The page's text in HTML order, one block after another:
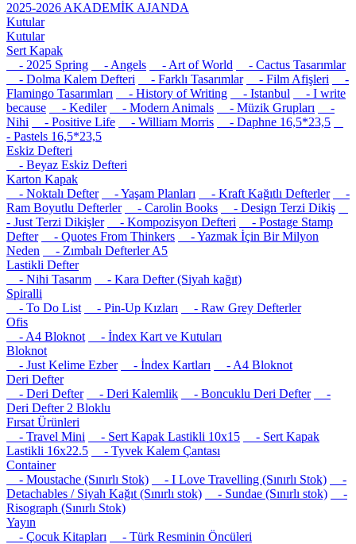
2025-2026 AKADEMİK AJANDA
Kutular
Kutular
Sert Kapak
- 2025 Spring
- Angels - Art of World
- Cactus Tasarımlar
- Dolma Kalem Defteri
- Farklı Tasarımlar - Film Afişleri
-
Flamingo Tasarımları
- History of Writing - Istanbul
- I write
because
- Kediler - Modern Animals - Müzik Grupları
-
Nihi
- Positive Life - William Morris
- Daphne 16,5*23,5
- Pastels 16,5*23,5
Eskiz Defteri
- Beyaz Eskiz Defteri
Karton Kapak
- Noktalı Defter
- Yaşam Planları - Kraft Kağıtlı Defterler
-
Ram Boyutlu Defterler
- Carolin Books
- Design Terzi Dikiş
- Just Terzi Dikişler
- Kompozisyon Defteri
- Postage Stamp
Defter
- Quotes From Thinkers
- Yazmak İçin Bir Milyon
Neden
- Zımbalı Defterler A5
Lastikli Defter
- Nihi Tasarım
- Kara Defter (Siyah kağıt)
Spiralli
- To Do List
- Pin-Up Kızları
- Raw Grey Defterler
Ofis
- A4 Bloknot
- İndex Kart ve Kutuları
Bloknot
- Just Kelime Ezber
- İndex Kartları
- A4 Bloknot
Deri Defter
- Deri Defter
- Deri Kalemlik - Boncuklu Deri Defter
-
Deri Defter 2 Bloklu
Fırsat Ürünleri
- Travel Mini
- Sert Kapak Lastikli 10x15
- Sert Kapak
Lastikli 16x22.5
- Tyvek Kalem Çantası
Container
- Moustache (Sınırlı Stok)
- I Love Travelling (Sınırlı Stok)
-
Detachables / Siyah Kağıt (Sınırlı stok)
- Sundae (Sınırlı stok)
-
Risograph (Sınırlı Stok)
Yayın
- Çocuk Kitapları
- Türk Resminin Öncüleri